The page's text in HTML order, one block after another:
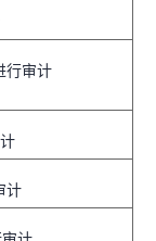
行审计
计